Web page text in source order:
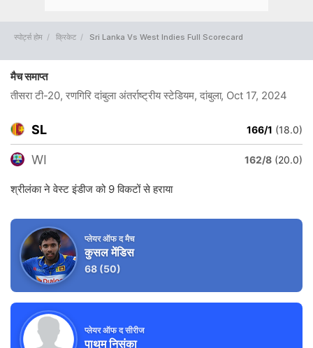
स्पोर्ट्स होम क्रिकेट Sri Lanka Vs West Indies Full Scorecard
मैच समाप्त
तीसरा टी-20, रणगिरि दांबुला अंतर्राष्ट्रीय स्टेडियम, दांबुला, Oct 17, 2024
SL 166/1 (18.0)
WI 162/8 (20.0)
श्रीलंका ने वेस्ट इंडीज को 9 विकटों से हराया
प्लेयर ऑफ द मैच
कुसल मेंडिस
68 (50)
प्लेयर ऑफ द सीरीज
पाथुम निसंका